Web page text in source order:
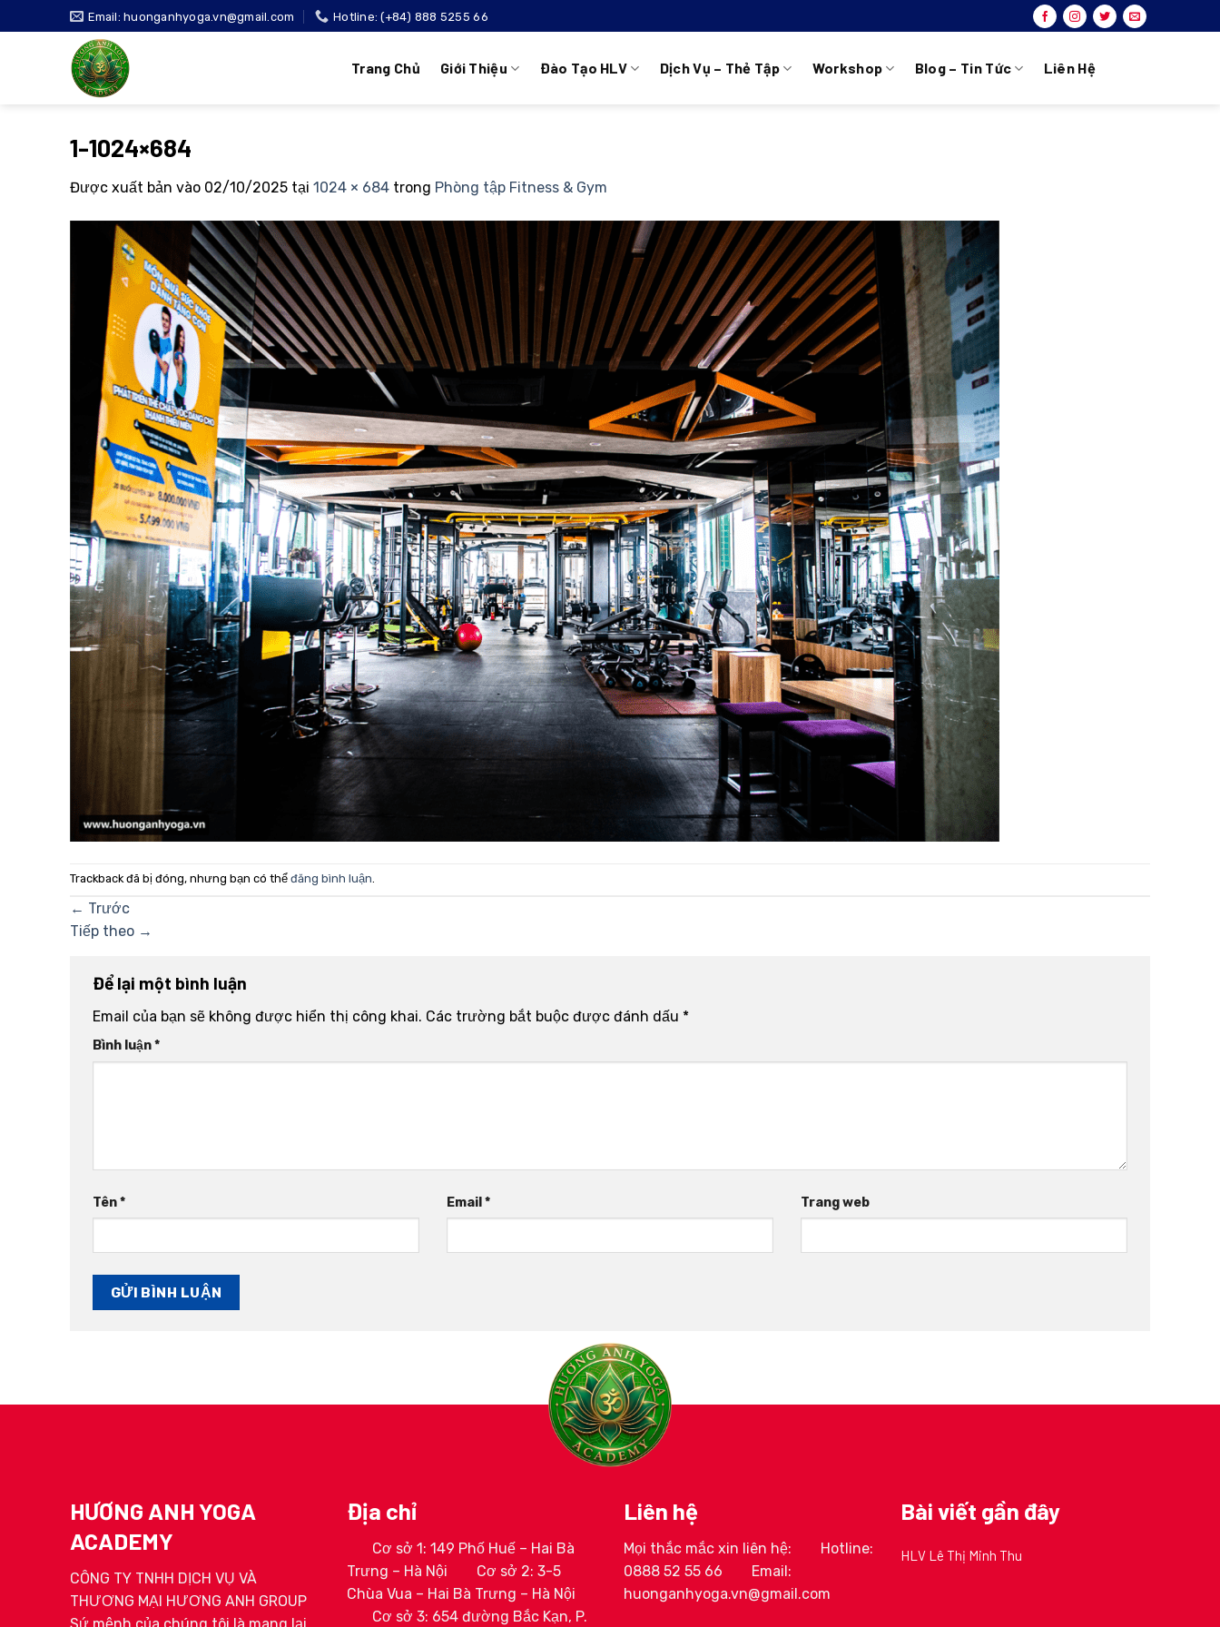
qua
Email: huonganhyoga.vn@gmail.com Hotline: (+84) 888 5255 66
Trang Chủ Giới Thiệu Đào Tạo HLV Dịch Vụ – Thẻ Tập Workshop Blog – Tin Tức Liên Hệ
1-1024×684
Được xuất bản vào 02/10/2025 tại 1024 × 684 trong Phòng tập Fitness & Gym
Trackback đã bị đóng, nhưng bạn có thể đăng bình luận
← Trước
Tiếp theo →
Để lại một bình luận
Email của bạn sẽ không được hiển thị công khai. Các trường bắt buộc được đánh dấu *
Bình luận*
Tên* Email * Trang web
HƯƠNG ANH YOGA
ACADEMY
CÔNG TY TNHH DỊCH VỤ VÀ
THƯƠNG MẠI HƯƠNG ANH GROUP
Địa chỉ
Cơ sở 1: 149 Phố Huế – Hai Bà
Trưng – Hà Nội
Cơ sở 2: 3-5
Chùa Vua – Hai Bà Trưng – Hà Nội
Cơ sở 3: 654 đường Bắc Kạn, P.
Liên hệ
Mọi thắc mắc xin liên hệ:
Hotline:
0888 52 55 66
Email:
huonganhyoga.vn@gmail.com
Bài viết gần đây
HLV Lê Thị Minh Thu
HLV Trịnh Huyền My HLV Lê Thị Trang